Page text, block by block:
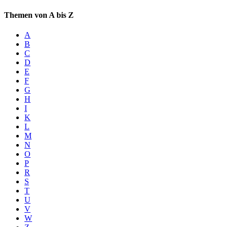
Themen von A bis Z
A
B
C
D
E
F
G
H
I
K
L
M
N
O
P
R
S
T
U
V
W